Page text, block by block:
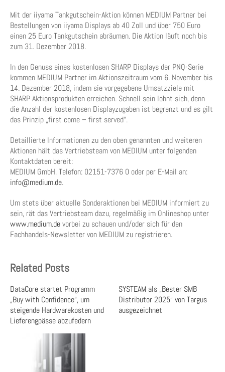
Mit der iiyama Tankgutschein-Aktion können MEDIUM Partner bei
Bestellungen von iiyama Displays ab 40 Zoll und über 750 Euro
einen 25 Euro Tankgutschein abräumen. Die Aktion läuft noch bis
zum 31. Dezember 2018.
In den Genuss eines kostenlosen SHARP Displays der PNQ-Serie
kommen MEDIUM Partner im Aktionszeitraum vom 6. November bis
14. Dezember 2018, indem sie vorgegebene Umsatzziele mit
SHARP Aktionsprodukten erreichen. Schnell sein lohnt sich, denn
die Anzahl der kostenlosen Displayzugaben ist begrenzt und es gilt
das Prinzip „first come – first served“.
Detaillierte Informationen zu den oben genannten und weiteren
Aktionen hält das Vertriebsteam von MEDIUM unter folgenden
Kontaktdaten bereit:
MEDIUM GmbH, Telefon: 02151-7376 0 oder per E-Mail an:
info@medium.de.
Um stets über aktuelle Sonderaktionen bei MEDIUM informiert zu
sein, rät das Vertriebsteam dazu, regelmäßig im Onlineshop unter
www.medium.devorbei zu schauen und/oder sich für den
Fachhandels-Newsletter von MEDIUM zu registrieren.
Related Posts
DataCore startet Programm
„Buy with Confidence“, um
steigende Hardwarekosten und
Lieferengpässe abzufedern
SYSTEAM als „Bester SMB
Distributor 2025“ von Targus
ausgezeichnet